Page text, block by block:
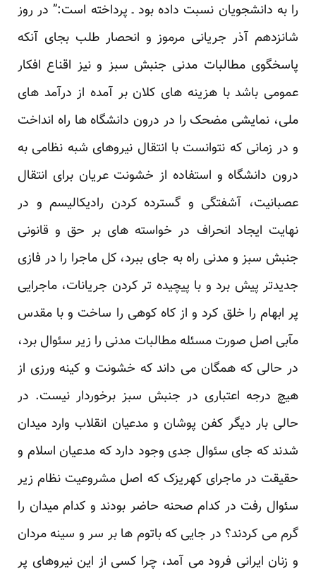
را به دانشجویان نسبت داده بود ـ پرداخته است:” در روز
شانزدهم آذر جریانی مرموز و انحصار طلب بجای آنکه
پاسخگوی مطالبات مدنی جنبش سبز و نیز اقناع افکار
عمومی باشد با هزینه های کلان بر آمده از درآمد های
ملی، نمایشی مضحک را در درون دانشگاه ها راه انداخت
و در زمانی که نتوانست با انتقال نیروهای شبه نظامی به
درون دانشگاه و استفاده از خشونت عریان برای انتقال
عصبانیت، آشفتگی و گسترده کردن رادیکالیسم و در
نهایت ایجاد انحراف در خواسته های بر حق و قانونی
جنبش سبز و مدنی راه به جای ببرد، کل ماجرا را در فازی
جدیدتر پیش برد و با پیچیده تر کردن جریانات، ماجرایی
پر ابهام را خلق کرد و از کاه کوهی را ساخت و با مقدس
مآبی اصل صورت مسئله مطالبات مدنی را زیر سئوال برد،
در حالی که همگان می داند که خشونت و کینه ورزی از
هیچ درجه اعتباری در جنبش سبز برخوردار نیست. در
حالی بار دیگر کفن پوشان و مدعیان انقلاب وارد میدان
شدند که جای سئوال جدی وجود دارد که مدعیان اسلام و
حقیقت در ماجرای کهریزک که اصل مشروعیت نظام زیر
سئوال رفت در کدام صحنه حاضر بودند و کدام میدان را
گرم می کردند؟ در جایی که باتوم ها بر سر و سینه مردان
و زنان ایرانی فرود می آمد، چرا کسی از این نیروهای پر